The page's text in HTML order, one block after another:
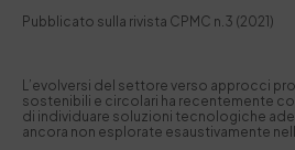
Pubblicato sulla rivista CPMC n.3 (2021)
L’evolversi del settore verso approcci
sostenibili e circolari ha recentemente
di individuare soluzioni tecnologiche
ancora non esplorate esaustivamente